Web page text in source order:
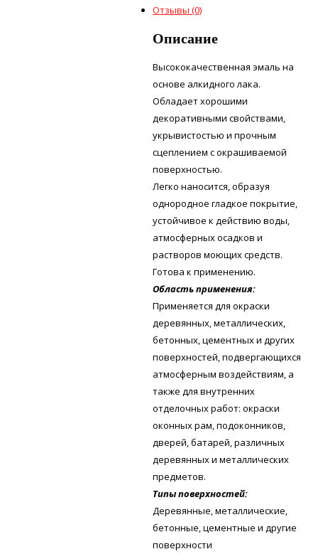
Отзывы (0)
Описание
Высококачественная эмаль на
основе алкидного лака.
Обладает хорошими
декоративными свойствами,
укрывистостью и прочным
сцеплением с окрашиваемой
поверхностью.
Легко наносится, образуя
однородное гладкое покрытие,
устойчивое к действию воды,
атмосферных осадков и
растворов моющих средств.
Готова к применению.
Область применения:
Применяется для окраски
деревянных, металлических,
бетонных, цементных и других
поверхностей, подвергающихся
атмосферным воздействиям, а
также для внутренних
отделочных работ: окраски
оконных рам, подоконников,
дверей, батарей, различных
деревянных и металлических
предметов.
Типы поверхностей:
Деревянные, металлические,
бетонные, цементные и другие
поверхности